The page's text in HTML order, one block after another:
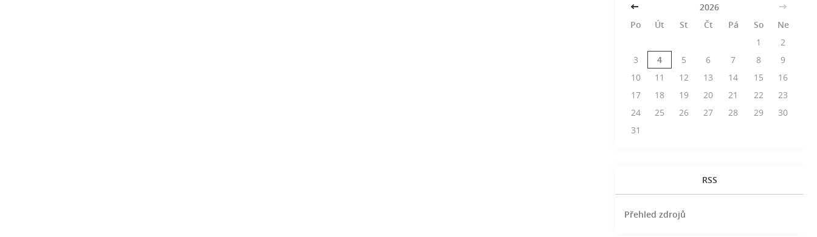
<<
2026
>>
Po
Út St Čt Pá So
Ne
1
2
3
4 5 6 7 8
9
10
11 12 13 14 15
16
17
18 19 20 21 22
23
24
25 26 27 28 29
30
31
RSS
Přehled zdrojů